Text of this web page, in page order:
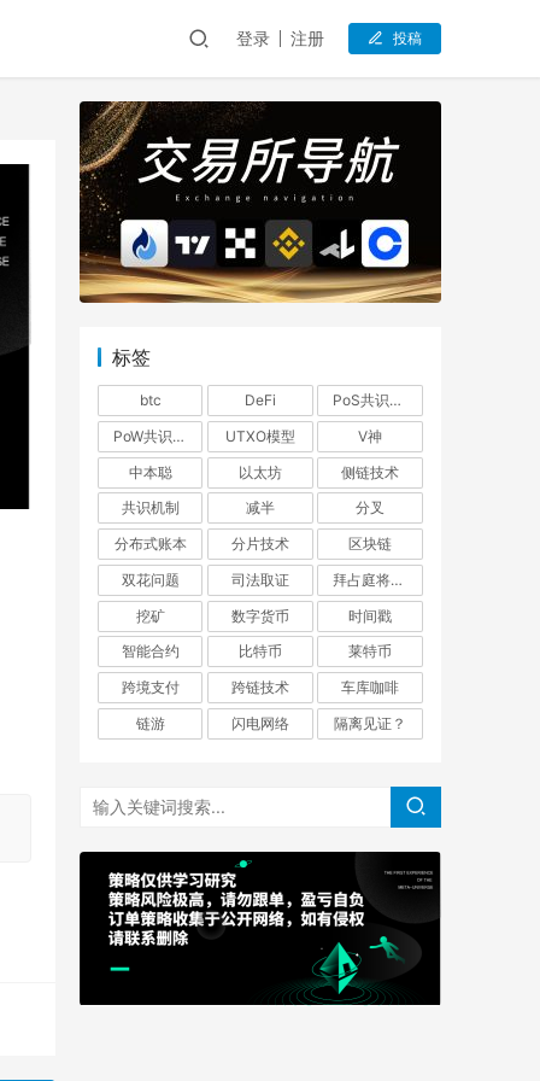
登录 注册 投稿
标签
btc DeFi
PoS共识机制
PoW共识机制
UTXO模型
V神
中本聪
以太坊
侧链技术
共识机制
减半
分叉
分布式账本
分片技术
区块链
双花问题
司法取证
拜占庭将军问题
挖矿
数字货币
时间戳
智能合约
比特币
莱特币
跨境支付
跨链技术
车库咖啡
链游
闪电网络 隔离见证？